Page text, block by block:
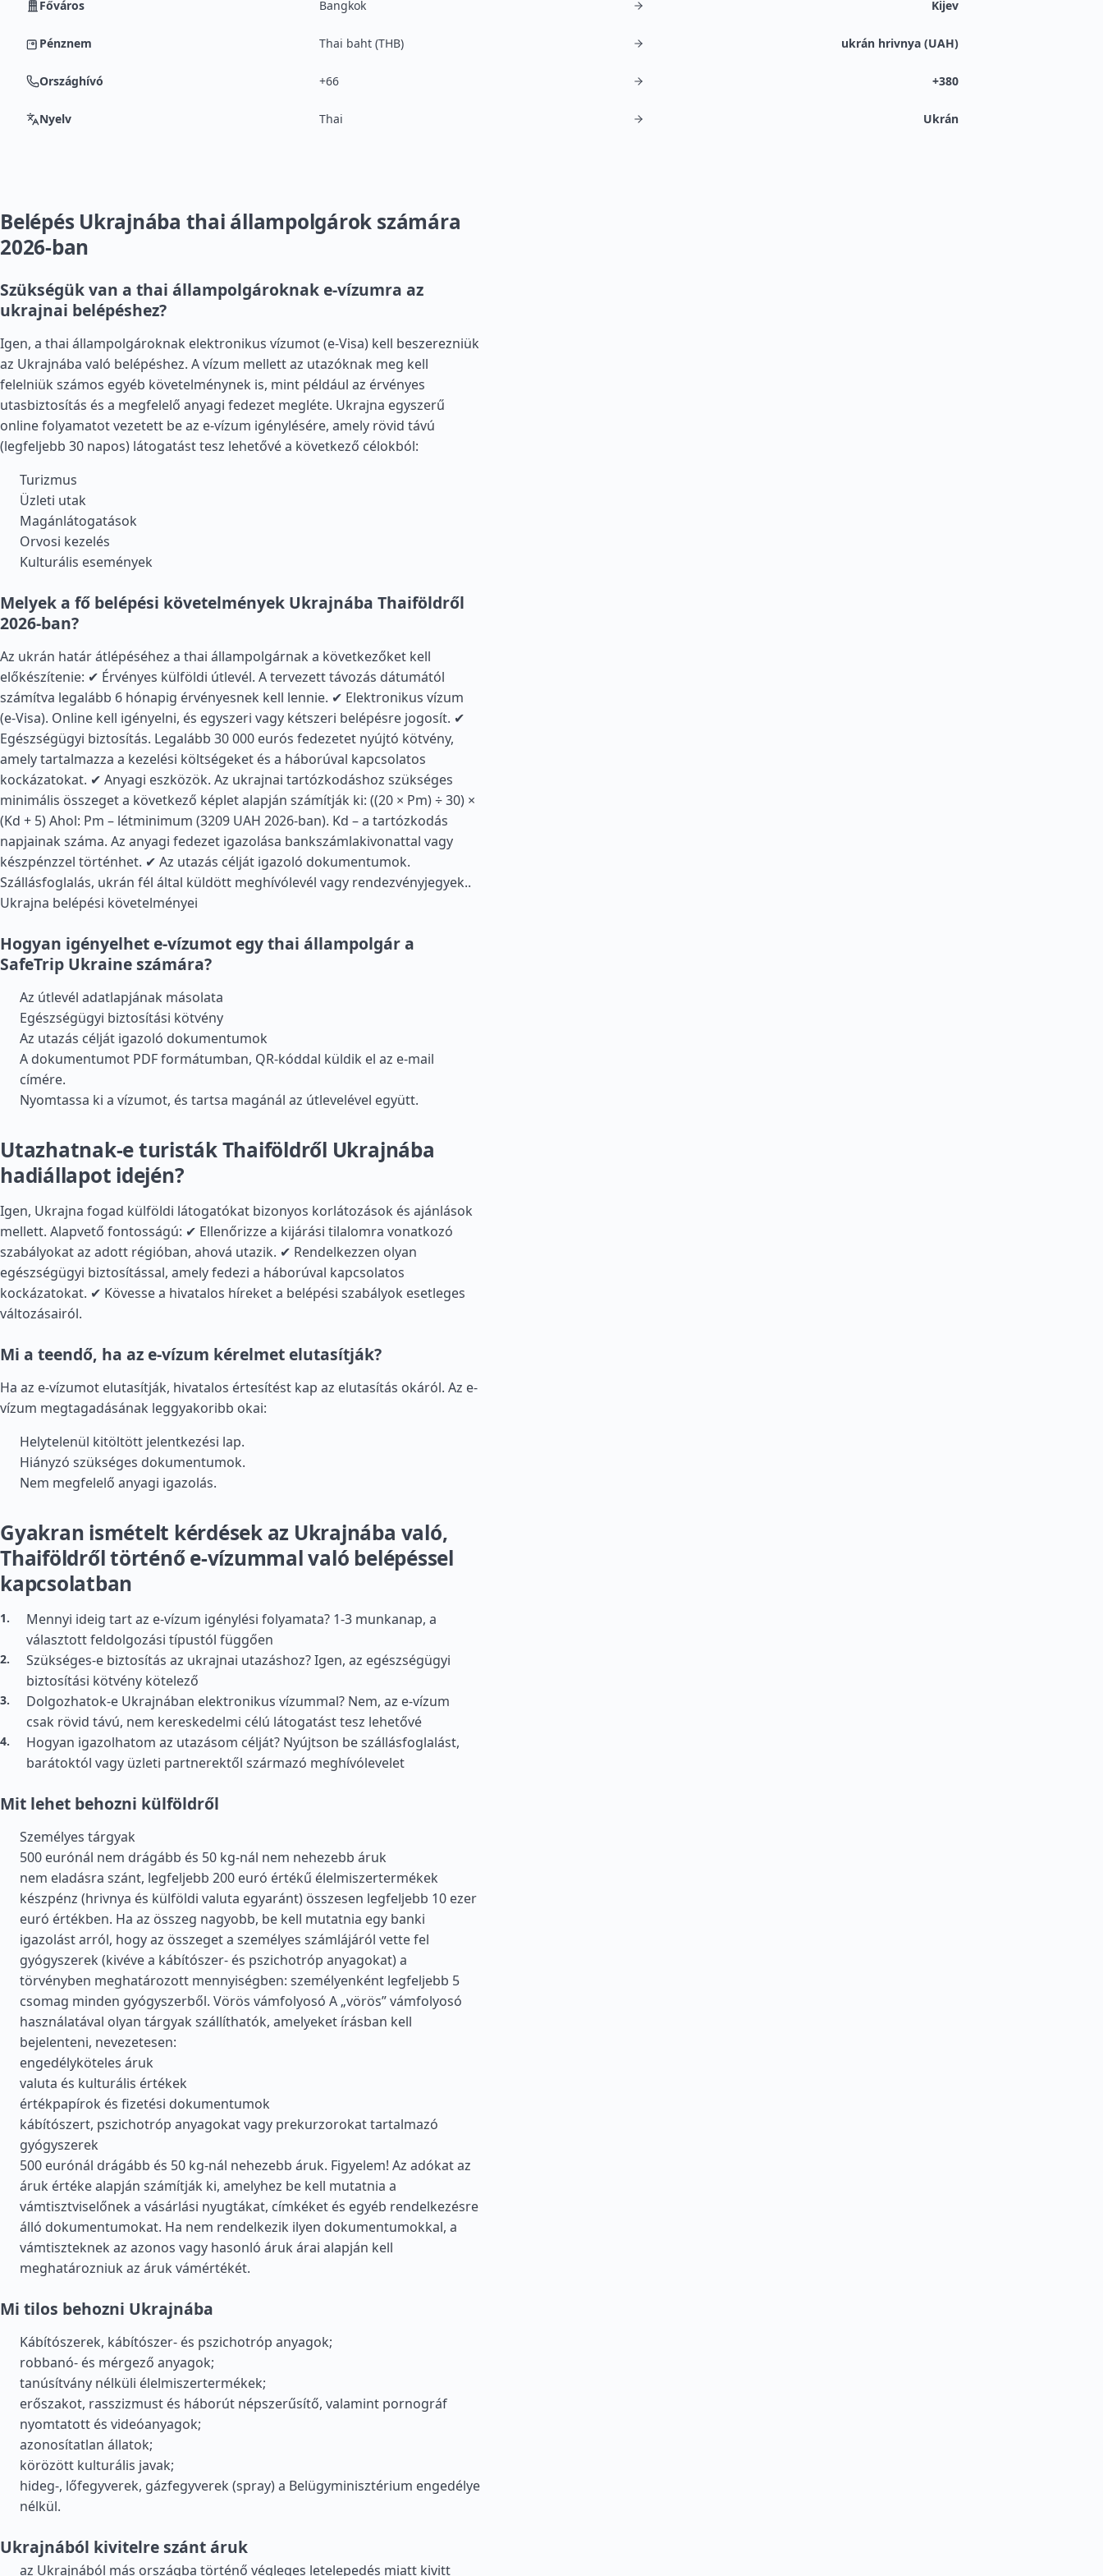
Főváros Bangkok Kijev
Pénznem Thai baht (THB) ukrán hrivnya (UAH)
Országhívó +66 +380
Nyelv Thai Ukrán
Belépés Ukrajnába thai állampolgárok számára
2026-ban
Szükségük van a thai állampolgároknak e-vízumra az
ukrajnai belépéshez?
Igen, a thai állampolgároknak elektronikus vízumot (e-Visa) kell beszerezniük
az Ukrajnába való belépéshez. A vízum mellett az utazóknak meg kell
felelniük számos egyéb követelménynek is, mint például az érvényes
utasbiztosítás és a megfelelő anyagi fedezet megléte. Ukrajna egyszerű
online folyamatot vezetett be az e-vízum igénylésére, amely rövid távú
(legfeljebb 30 napos) látogatást tesz lehetővé a következő célokból:
Turizmus
Üzleti utak
Magánlátogatások
Orvosi kezelés
Kulturális események
Melyek a fő belépési követelmények Ukrajnába Thaiföldről
2026-ban?
Az ukrán határ átlépéséhez a thai állampolgárnak a következőket kell
előkészítenie: ✔ Érvényes külföldi útlevél. A tervezett távozás dátumától
számítva legalább 6 hónapig érvényesnek kell lennie. ✔ Elektronikus vízum
(e-Visa). Online kell igényelni, és egyszeri vagy kétszeri belépésre jogosít. ✔
Egészségügyi biztosítás. Legalább 30 000 eurós fedezetet nyújtó kötvény,
amely tartalmazza a kezelési költségeket és a háborúval kapcsolatos
kockázatokat. ✔ Anyagi eszközök. Az ukrajnai tartózkodáshoz szükséges
minimális összeget a következő képlet alapján számítják ki: ((20 × Pm) ÷ 30) ×
(Kd + 5) Ahol: Pm – létminimum (3209 UAH 2026-ban). Kd – a tartózkodás
napjainak száma. Az anyagi fedezet igazolása bankszámlakivonattal vagy
készpénzzel történhet. ✔ Az utazás célját igazoló dokumentumok.
Szállásfoglalás, ukrán fél által küldött meghívólevél vagy rendezvényjegyek..
Ukrajna belépési követelményei
Hogyan igényelhet e-vízumot egy thai állampolgár a
SafeTrip Ukraine számára?
Az útlevél adatlapjának másolata
Egészségügyi biztosítási kötvény
Az utazás célját igazoló dokumentumok
A dokumentumot PDF formátumban, QR-kóddal küldik el az e-mail
címére.
Nyomtassa ki a vízumot, és tartsa magánál az útlevelével együtt.
Utazhatnak-e turisták Thaiföldről Ukrajnába
hadiállapot idején?
Igen, Ukrajna fogad külföldi látogatókat bizonyos korlátozások és ajánlások
mellett. Alapvető fontosságú: ✔ Ellenőrizze a kijárási tilalomra vonatkozó
szabályokat az adott régióban, ahová utazik. ✔ Rendelkezzen olyan
egészségügyi biztosítással, amely fedezi a háborúval kapcsolatos
kockázatokat. ✔ Kövesse a hivatalos híreket a belépési szabályok esetleges
változásairól.
Mi a teendő, ha az e-vízum kérelmet elutasítják?
Ha az e-vízumot elutasítják, hivatalos értesítést kap az elutasítás okáról. Az e-
vízum megtagadásának leggyakoribb okai:
Helytelenül kitöltött jelentkezési lap.
Hiányzó szükséges dokumentumok.
Nem megfelelő anyagi igazolás.
Gyakran ismételt kérdések az Ukrajnába való,
Thaiföldről történő e-vízummal való belépéssel
kapcsolatban
Mennyi ideig tart az e-vízum igénylési folyamata? 1-3 munkanap, a
választott feldolgozási típustól függően
Szükséges-e biztosítás az ukrajnai utazáshoz? Igen, az egészségügyi
biztosítási kötvény kötelező
Dolgozhatok-e Ukrajnában elektronikus vízummal? Nem, az e-vízum
csak rövid távú, nem kereskedelmi célú látogatást tesz lehetővé
Hogyan igazolhatom az utazásom célját? Nyújtson be szállásfoglalást,
barátoktól vagy üzleti partnerektől származó meghívólevelet
Mit lehet behozni külföldről
Személyes tárgyak
500 eurónál nem drágább és 50 kg-nál nem nehezebb áruk
nem eladásra szánt, legfeljebb 200 euró értékű élelmiszertermékek
készpénz (hrivnya és külföldi valuta egyaránt) összesen legfeljebb 10 ezer
euró értékben. Ha az összeg nagyobb, be kell mutatnia egy banki
igazolást arról, hogy az összeget a személyes számlájáról vette fel
gyógyszerek (kivéve a kábítószer- és pszichotróp anyagokat) a
törvényben meghatározott mennyiségben: személyenként legfeljebb 5
csomag minden gyógyszerből. Vörös vámfolyosó A „vörös” vámfolyosó
használatával olyan tárgyak szállíthatók, amelyeket írásban kell
bejelenteni, nevezetesen:
engedélyköteles áruk
valuta és kulturális értékek
értékpapírok és fizetési dokumentumok
kábítószert, pszichotróp anyagokat vagy prekurzorokat tartalmazó
gyógyszerek
500 eurónál drágább és 50 kg-nál nehezebb áruk. Figyelem! Az adókat az
áruk értéke alapján számítják ki, amelyhez be kell mutatnia a
vámtisztviselőnek a vásárlási nyugtákat, címkéket és egyéb rendelkezésre
álló dokumentumokat. Ha nem rendelkezik ilyen dokumentumokkal, a
vámtiszteknek az azonos vagy hasonló áruk árai alapján kell
meghatározniuk az áruk vámértékét.
Mi tilos behozni Ukrajnába
Kábítószerek, kábítószer- és pszichotróp anyagok;
robbanó- és mérgező anyagok;
tanúsítvány nélküli élelmiszertermékek;
erőszakot, rasszizmust és háborút népszerűsítő, valamint pornográf
nyomtatott és videóanyagok;
azonosítatlan állatok;
körözött kulturális javak;
hideg-, lőfegyverek, gázfegyverek (spray) a Belügyminisztérium engedélye
nélkül.
Ukrajnából kivitelre szánt áruk
az Ukrajnából más országba történő végleges letelepedés miatt kivitt